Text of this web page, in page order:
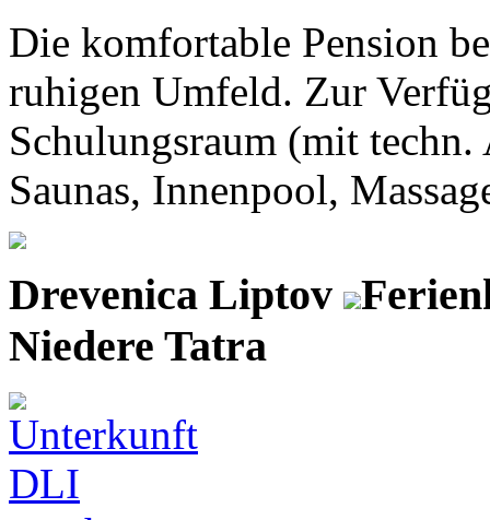
Die komfortable Pension
ruhigen Umfeld. Zur
Schulungsraum (mit
Saunas, Innenpool,
Drevenica Liptov
Niedere Tatra